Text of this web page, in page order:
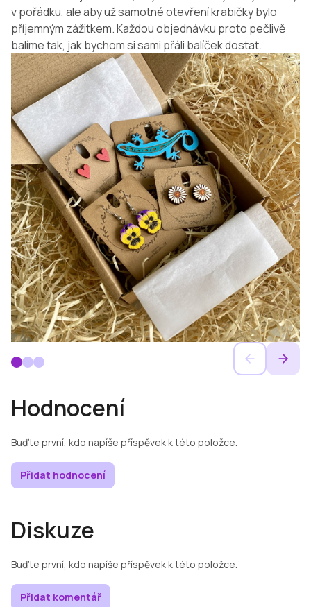
Hodnocení
Buďte první, kdo napíše příspěvek k této položce.
Přidat hodnocení
Diskuze
Buďte první, kdo napíše příspěvek k této položce.
Přidat komentář
v pořádku, ale aby už samotné otevření krabičky bylo
příjemným zážitkem. Každou objednávku proto pečlivě
balíme tak, jak bychom si sami přáli balíček dostat.